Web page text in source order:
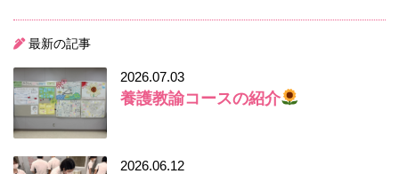
最新の記事
2026.07.03
養護教諭コースの紹介
2026.06.12